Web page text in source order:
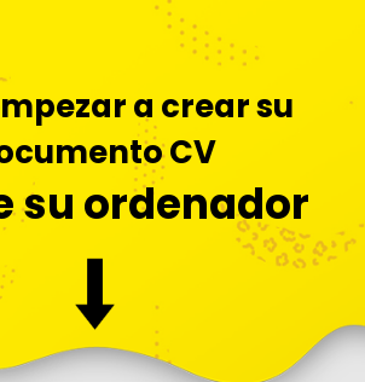
a crear su
CV
su ordenador